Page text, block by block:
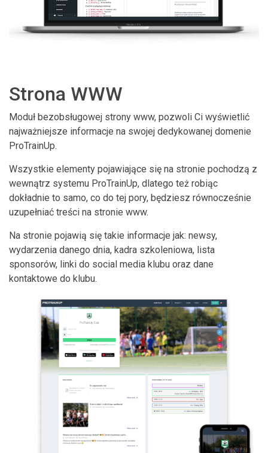
Strona WWW
Moduł bezobsługowej strony www, pozwoli Ci wyświetlić
najważniejsze informacje na swojej dedykowanej domenie
ProTrainUp.
Wszystkie elementy pojawiające się na stronie pochodzą z
wewnątrz systemu ProTrainUp, dlatego też robiąc
dokładnie to samo, co do tej pory, będziesz równocześnie
uzupełniać treści na stronie www.
Na stronie pojawią się takie informacje jak: newsy,
wydarzenia danego dnia, kadra szkoleniowa, lista
sponsorów, linki do social media klubu oraz dane
kontaktowe do klubu.